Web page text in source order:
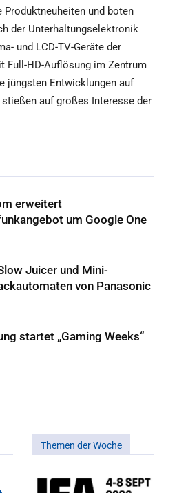
Produktneuheiten und boten
der Unterhaltungselektronik
und LCD-TV-Geräte der
Full-HD-Auflösung im Zentrum
jüngsten Entwicklungen auf
auf großes Interesse der
erweitert
um Google One
Juicer und Mini-
von Panasonic
startet „Gaming Weeks“
Themen der Woche